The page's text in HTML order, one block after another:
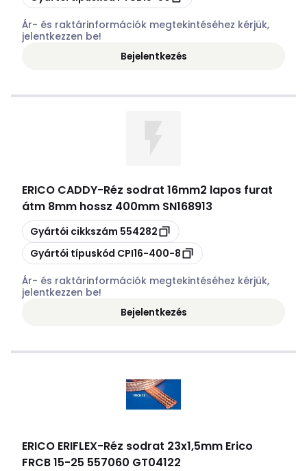
Ár- és raktárinformációk megtekintéséhez kérjük,
jelentkezzen be!
Bejelentkezés
ERICO CADDY-Réz sodrat 16mm2 lapos furat
átm 8mm hossz 400mm SN168913
Másolás
Gyártói cikkszám 554282
Másolás
Gyártói típuskód CPI16-400-8
Ár- és raktárinformációk megtekintéséhez kérjük,
jelentkezzen be!
Bejelentkezés
ERICO ERIFLEX-Réz sodrat 23x1,5mm Erico
FRCB 15-25 557060 GT04122